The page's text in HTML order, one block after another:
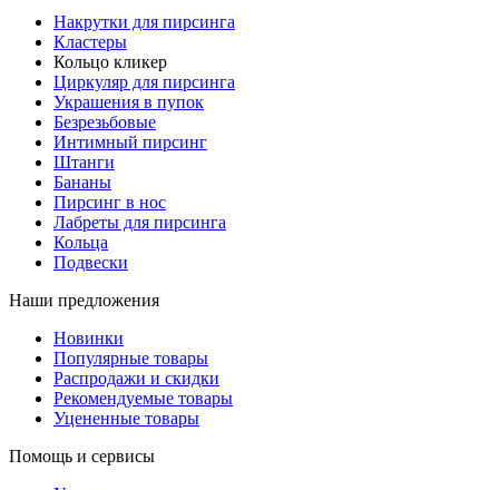
Накрутки для пирсинга
Кластеры
Кольцо кликер
Циркуляр для пирсинга
Украшения в пупок
Безрезьбовые
Интимный пирсинг
Штанги
Бананы
Пирсинг в нос
Лабреты для пирсинга
Кольца
Подвески
Наши предложения
Новинки
Популярные товары
Распродажи и скидки
Рекомендуемые товары
Уцененные товары
Помощь и сервисы